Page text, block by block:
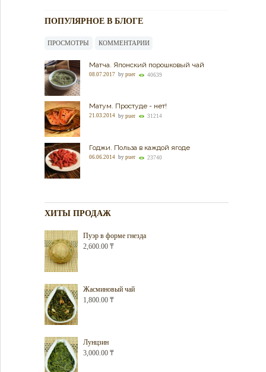
ПОПУЛЯРНОЕ В БЛОГЕ
ПРОСМОТРЫ КОММЕНТАРИИ
Матча. Японский порошковый чай
08.07.2017 by puer 40639
Матум. Простуде - нет!
21.03.2014 by puer 31214
Годжи. Польза в каждой ягоде
06.06.2014 by puer 23740
ХИТЫ ПРОДАЖ
Пуэр в форме гнезда
2,600.00 ₸
Жасминовый чай
1,800.00 ₸
Лунцзин
3,000.00 ₸